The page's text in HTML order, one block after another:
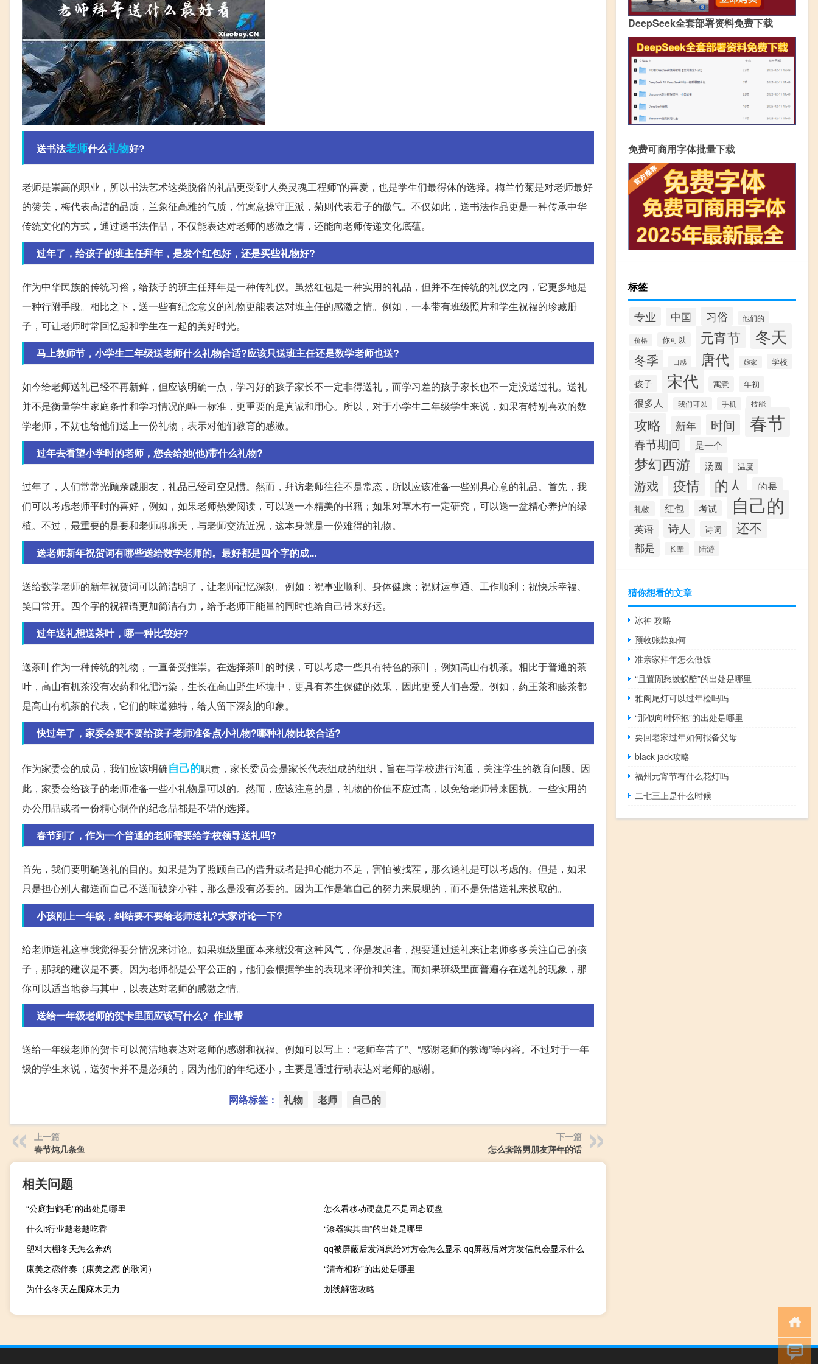
送书法老师什么礼物好?
老师是崇高的职业，所以书法艺术这类脱俗的礼品更受到“人类灵魂工程师”的喜爱，也是学生们最得体的选择。梅兰竹菊是对老师最好
的赞美，梅代表高洁的品质，兰象征高雅的气质，竹寓意操守正派，菊则代表君子的傲气。不仅如此，送书法作品更是一种传承中华
传统文化的方式，通过送书法作品，不仅能表达对老师的感激之情，还能向老师传递文化底蕴。
过年了，给孩子的班主任拜年，是发个红包好，还是买些礼物好?
作为中华民族的传统习俗，给孩子的班主任拜年是一种传礼仪。虽然红包是一种实用的礼品，但并不在传统的礼仪之内，它更多地是
一种行附手段。相比之下，送一些有纪念意义的礼物更能表达对班主任的感激之情。例如，一本带有班级照片和学生祝福的珍藏册
子，可让老师时常回忆起和学生在一起的美好时光。
马上教师节，小学生二年级送老师什么礼物合适?应该只送班主任还是数学老师也送?
如今给老师送礼已经不再新鲜，但应该明确一点，学习好的孩子家长不一定非得送礼，而学习差的孩子家长也不一定没送过礼。送礼
并不是衡量学生家庭条件和学习情况的唯一标准，更重要的是真诚和用心。所以，对于小学生二年级学生来说，如果有特别喜欢的数
学老师，不妨也给他们送上一份礼物，表示对他们教育的感激。
过年去看望小学时的老师，您会给她(他)带什么礼物?
过年了，人们常常光顾亲戚朋友，礼品已经司空见惯。然而，拜访老师往往不是常态，所以应该准备一些别具心意的礼品。首先，我
们可以考虑老师平时的喜好，例如，如果老师热爱阅读，可以送一本精美的书籍；如果对草木有一定研究，可以送一盆精心养护的绿
植。不过，最重要的是要和老师聊聊天，与老师交流近况，这本身就是一份难得的礼物。
送老师新年祝贺词有哪些送给数学老师的。最好都是四个字的成...
送给数学老师的新年祝贺词可以简洁明了，让老师记忆深刻。例如：祝事业顺利、身体健康；祝财运亨通、工作顺利；祝快乐幸福、
笑口常开。四个字的祝福语更加简洁有力，给予老师正能量的同时也给自己带来好运。
过年送礼想送茶叶，哪一种比较好?
送茶叶作为一种传统的礼物，一直备受推崇。在选择茶叶的时候，可以考虑一些具有特色的茶叶，例如高山有机茶。相比于普通的茶
叶，高山有机茶没有农药和化肥污染，生长在高山野生环境中，更具有养生保健的效果，因此更受人们喜爱。例如，药王茶和藤茶都
是高山有机茶的代表，它们的味道独特，给人留下深刻的印象。
快过年了，家委会要不要给孩子老师准备点小礼物?哪种礼物比较合适?
作为家委会的成员，我们应该明确自己的职责，家长委员会是家长代表组成的组织，旨在与学校进行沟通，关注学生的教育问题。因
此，家委会给孩子的老师准备一些小礼物是可以的。然而，应该注意的是，礼物的价值不应过高，以免给老师带来困扰。一些实用的
办公用品或者一份精心制作的纪念品都是不错的选择。
春节到了，作为一个普通的老师需要给学校领导送礼吗?
首先，我们要明确送礼的目的。如果是为了照顾自己的晋升或者是担心能力不足，害怕被找茬，那么送礼是可以考虑的。但是，如果
只是担心别人都送而自己不送而被穿小鞋，那么是没有必要的。因为工作是靠自己的努力来展现的，而不是凭借送礼来换取的。
小孩刚上一年级，纠结要不要给老师送礼?大家讨论一下?
给老师送礼这事我觉得要分情况来讨论。如果班级里面本来就没有这种风气，你是发起者，想要通过送礼来让老师多多关注自己的孩
子，那我的建议是不要。因为老师都是公平公正的，他们会根据学生的表现来评价和关注。而如果班级里面普遍存在送礼的现象，那
你可以适当地参与其中，以表达对老师的感激之情。
送给一年级老师的贺卡里面应该写什么?_作业帮
送给一年级老师的贺卡可以简洁地表达对老师的感谢和祝福。例如可以写上：“老师辛苦了”、“感谢老师的教诲”等内容。不过对于一年
级的学生来说，送贺卡并不是必须的，因为他们的年纪还小，主要是通过行动表达对老师的感谢。
网络标签： 礼物 老师 自己的
上一篇
春节炖几条鱼
下一篇
怎么套路男朋友拜年的话
相关问题
“公庭扫鹤毛”的出处是哪里
怎么看移动硬盘是不是固态硬盘
什么it行业越老越吃香
“漆器实其由”的出处是哪里
塑料大棚冬天怎么养鸡
qq被屏蔽后发消息给对方会怎么显示 qq屏蔽后对方发信息会显示什么
康美之恋伴奏（康美之恋 的歌词）
“清奇相称”的出处是哪里
为什么冬天左腿麻木无力
划线解密攻略
DeepSeek全套部署资料免费下载
免费可商用字体批量下载
标签
专业 中国 习俗 他们的
价格 你可以 元宵节 冬天
冬季 口感 唐代 娘家 学校
孩子 宋代 寓意 年初
很多人 我们可以 手机 技能
攻略 新年 时间 春节
春节期间 是一个
梦幻西游 汤圆 温度
游戏 疫情 的人 的是
礼物 红包 考试 自己的
英语 诗人 诗词 还不
都是 长辈 陆游
猜你想看的文章
冰神 攻略
预收账款如何
准亲家拜年怎么做饭
“且置閒愁拨蚁醅”的出处是哪里
雅阁尾灯可以过年检吗吗
“那似向时怀抱”的出处是哪里
要回老家过年如何报备父母
black jack攻略
福州元宵节有什么花灯吗
二七三上是什么时候